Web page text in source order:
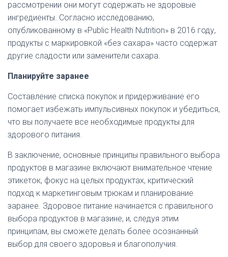
рассмотрении они могут содержать не здоровые
ингредиенты. Согласно исследованию,
опубликованному в «Public Health Nutrition» в 2016 году,
продукты с маркировкой «без сахара» часто содержат
другие сладости или заменители сахара.
Планируйте заранее
Составление списка покупок и придерживание его
помогает избежать импульсивных покупок и убедиться,
что вы получаете все необходимые продукты для
здорового питания.
В заключение, основные принципы правильного выбора
продуктов в магазине включают внимательное чтение
этикеток, фокус на целых продуктах, критический
подход к маркетинговым трюкам и планирование
заранее. Здоровое питание начинается с правильного
выбора продуктов в магазине, и, следуя этим
принципам, вы сможете делать более осознанный
выбор для своего здоровья и благополучия.